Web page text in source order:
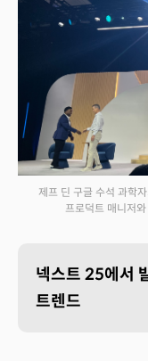
제프 딘 구글 수석 과학
프로덕트 매니저
넥스트 25에서
트렌드